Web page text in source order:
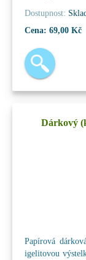
Dostupnost:
Cena: 69,00 Kč
Dárkový
Papírová
igelitovou